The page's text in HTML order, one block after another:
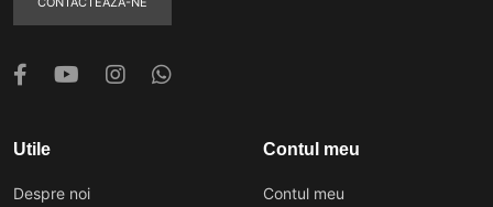
Utile
Despre noi
Contul meu
Contul meu